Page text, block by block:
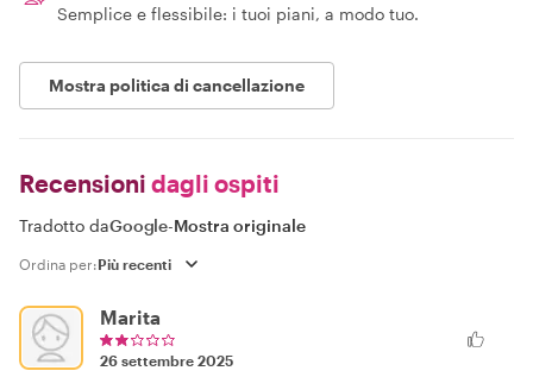
Semplice e flessibile: i tuoi piani, a modo tuo.
Mostra politica di cancellazione
Recensioni dagli ospiti
Tradotto daGoogle-Mostra originale
Ordina per:
Marita
26 settembre 2025